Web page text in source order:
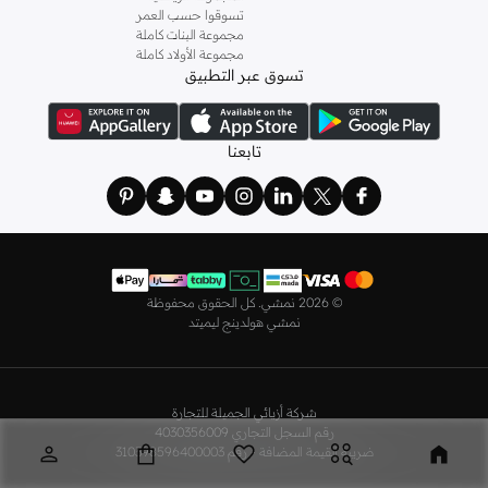
! اختاري من مجموعتنا قطعًا أنثوية مثل
، أو اقتني العبوات الاقتصادية التي تحتوي على كافة القطع الأساسية.
مريحة، بما في ذلك قمصان النوم والبيجامات من علامات
نعوميوغيرها.
استعدي لأجواء الصيف مع مجموعتنا من ملابس السباحة التي تضم كل ما تحتاجينه،
مستلزمات الشاطئ أو المسبح.
من علامات رائدة مثلتمبرلاندو لاكوست وغانتوجيوردانووغيرها، لتكون دائمًا في أبهى
صورة سواء كنت متوجهاً إلى عملك أو تقضي عطلة نهاية الأسبوع برفقة أصدقائك
ستجد لدينا في مجموعة التيشيرتات والقمصان كل ما تحتاجه مع مجموعة متنوعة من
وفي نزهاتك مع أصدقائك. واطلع على الكنزات والهوديز والبليزراتبتصاميم ومقاسات
وألوان متعددة لتكون بكامل أناقتك في كافة المناسبات.
تسوقوا حسب العمر
مجموعة البنات كاملة
مجموعة الأولاد كاملة
تسوق عبر التطبيق
تابعنا
© 2026 نمشي. كل الحقوق محفوظة
نمشي هولدينج ليميتد
شركة أزيائي الجميلة للتجارة
رقم السجل التجاري 4030356009
ضريبة القيمة المضافة - رقم 310398596400003